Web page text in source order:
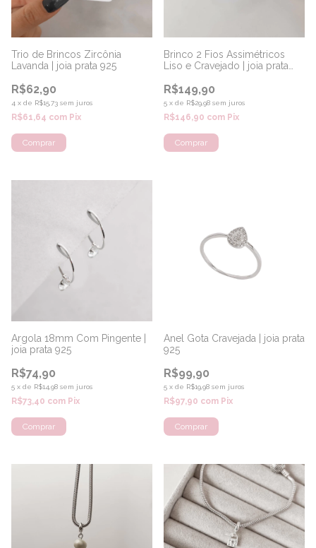
Trio de Brincos Zircônia
Lavanda | joia prata 925
R$62,90
4 x de R$15,73 sem juros
R$61,64 com Pix
Brinco 2 Fios Assimétricos
Liso e Cravejado | joia prata
R$149,90
5 x de R$29,98 sem juros
R$146,90 com Pix
Argola 18mm Com Pingente |
joia prata 925
R$74,90
5 x de R$14,98 sem juros
R$73,40 com Pix
Anel Gota Cravejada | joia prata
925
R$99,90
5 x de R$19,98 sem juros
R$97,90 com Pix
Comprar